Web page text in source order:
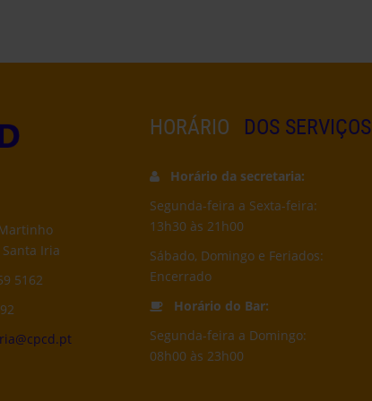
Santa Iria
5162
HORÁRIO DOS SERVIÇOS
Horário da secretaria:
Segunda-feira a Sexta-feira:
13h30 às 21h00
Sábado, Domingo e Feriados:
Encerrado
Horário do Bar:
Segunda-feira a Domingo:
08h00 às 23h00